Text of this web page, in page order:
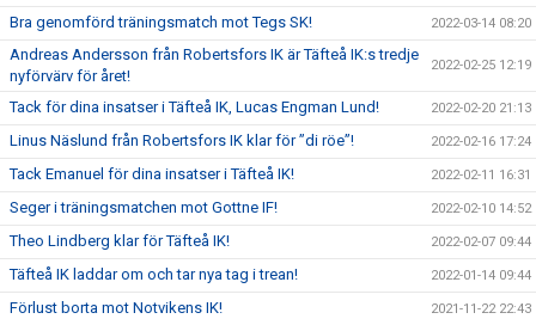
Bra genomförd träningsmatch mot Tegs SK! 2022-03-14 08:20
Andreas Andersson från Robertsfors IK är Täfteå IK:s tredje
nyförvärv för året!
2022-02-25 12:19
Tack för dina insatser i Täfteå IK, Lucas Engman Lund! 2022-02-20 21:13
Linus Näslund från Robertsfors IK klar för ”di röe”! 2022-02-16 17:24
Tack Emanuel för dina insatser i Täfteå IK! 2022-02-11 16:31
Seger i träningsmatchen mot Gottne IF! 2022-02-10 14:52
Theo Lindberg klar för Täfteå IK! 2022-02-07 09:44
Täfteå IK laddar om och tar nya tag i trean! 2022-01-14 09:44
Förlust borta mot Notvikens IK! 2021-11-22 22:43